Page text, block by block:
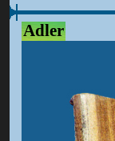
Adler